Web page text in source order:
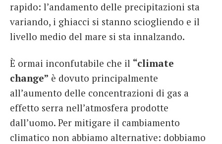
rapido: l’andamento delle precipitazioni sta
variando, i ghiacci si stanno sciogliendo e il
livello medio del mare si sta innalzando.
È ormai inconfutabile che il “climate
change” è dovuto principalmente
all’aumento delle concentrazioni di gas a
effetto serra nell’atmosfera prodotte
dall’uomo. Per mitigare il cambiamento
climatico non abbiamo alternative: dobbiamo